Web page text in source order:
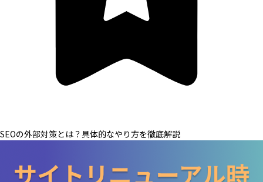
SEOの外部対策とは？具体的なやり方を徹底解説